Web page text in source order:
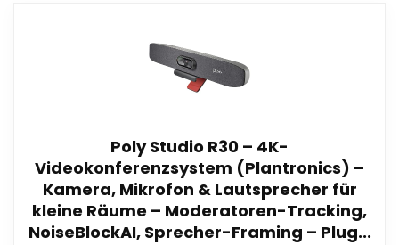
Poly Studio R30 – 4K-
Videokonferenzsystem (Plantronics) –
Kamera, Mikrofon & Lautsprecher für
kleine Räume – Moderatoren-Tracking,
NoiseBlockAI, Sprecher-Framing – Plug...